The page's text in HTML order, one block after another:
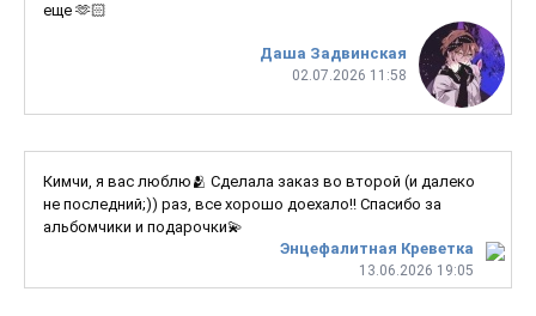
Даша Задвинская
02.07.2026 11:58
еще 🫶🏻
Энцефалитная Креветка
13.06.2026 19:05
Кимчи, я вас люблю🫂 Сделала заказ во второй (и далеко
не последний;)) раз, все хорошо доехало!! Спасибо за
альбомчики и подарочки💫